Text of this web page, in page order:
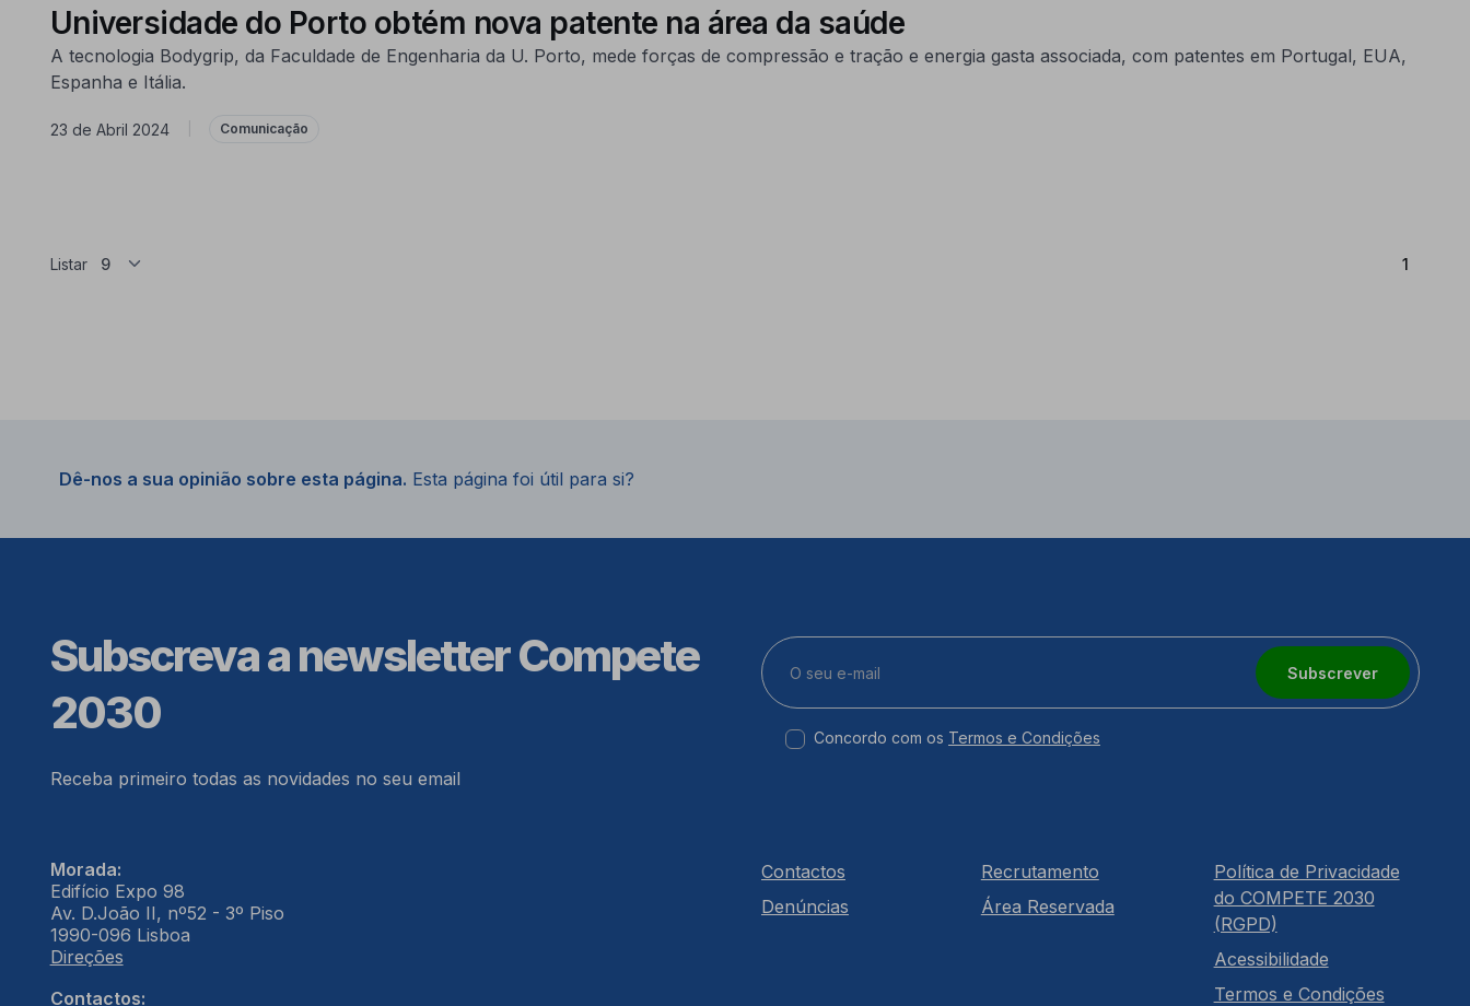
Universidade do Porto obtém nova patente na área da saúde
A tecnologia Bodygrip, da Faculdade de Engenharia da U. Porto, mede forças de compressão e tração e energia gasta associada, com patentes em Portugal, EUA,
Espanha e Itália.
23 de Abril 2024 Comunicação
Listar 1(Atual)
Dê-nos a sua opinião sobre esta página. Esta página foi útil para si?
Subscreva a newsletter Compete
2030
Receba primeiro todas as novidades no seu email
Subscrever
Concordo com os Termos e Condições
Morada:
Edifício Expo 98
Av. D.João II, nº52 - 3º Piso
1990-096 Lisboa
Direções
Contactos:
Contactos
Denúncias
Recrutamento
Área Reservada
Política de Privacidade
do COMPETE 2030
(RGPD)
Acessibilidade
Termos e Condições